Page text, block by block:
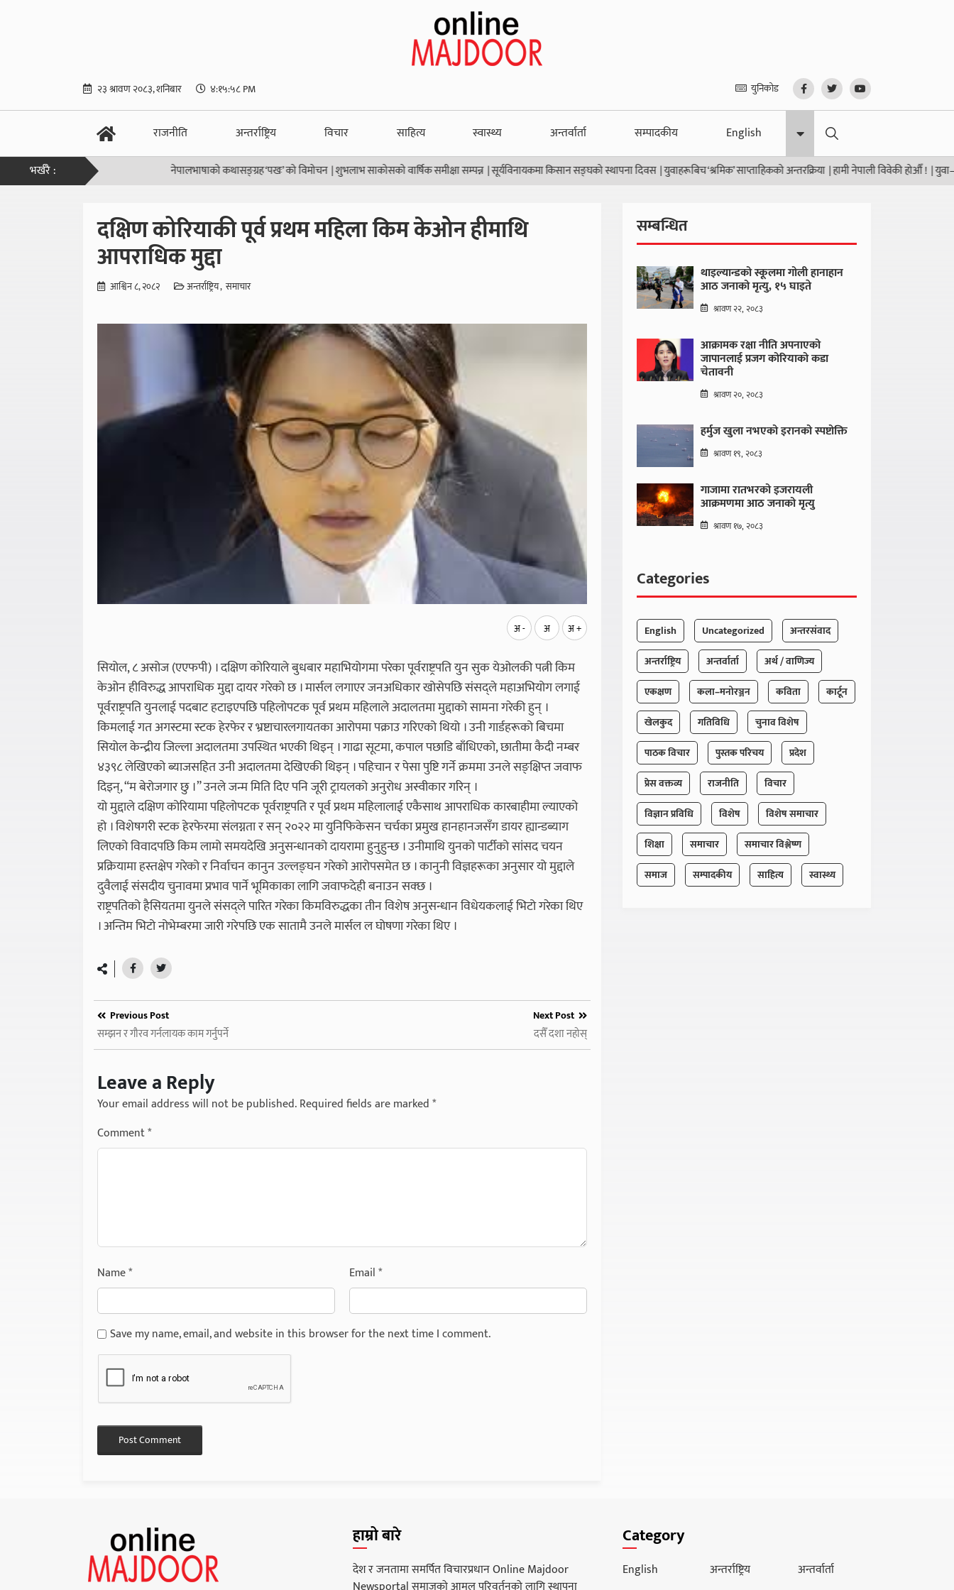
२३ श्रावण २०८३, शनिबार ४:१५:५८ PM युनिकोड
राजनीति अन्तर्राष्ट्रिय विचार साहित्य स्वास्थ्य अन्तर्वार्ता सम्पादकीय
English
भर्खरै :
नेपालभाषाको कथासङ्ग्रह ‘पखः’ को विमोचन |शुभलाभ साकोसको वार्षिक समीक्षा सम्पन्न |सूर्यविनायकमा किसान सङ्घको स्थापना दिवस |युवाहरूबिच ‘श्रमिक’ साप्ताहिकको अन्तरक्रिया |हामी नेपाली विवेकी होऔँ ! |
दक्षिण कोरियाकी पूर्व प्रथम महिला किम केओन हीमाथि
आपराधिक मुद्दा
आश्विन ८, २०८२ अन्तर्राष्ट्रिय समाचार
अ - अ अ +
सियोल, ८ असोज (एएफपी) । दक्षिण कोरियाले बुधबार महाभियोगमा परेका पूर्वराष्ट्रपति युन सुक येओलकी पत्नी किम
केओन हीविरुद्ध आपराधिक मुद्दा दायर गरेको छ । मार्सल लगाएर जनअधिकार खोसेपछि संसद्ले महाअभियोग लगाई
पूर्वराष्ट्रपति युनलाई पदबाट हटाइएपछि पहिलोपटक पूर्व प्रथम महिलाले अदालतमा मुद्दाको सामना गरेकी हुन् ।
किमलाई गत अगस्टमा स्टक हेरफेर र भ्रष्टाचारलगायतका आरोपमा पक्राउ गरिएको थियो । उनी गार्डहरूको बिचमा
सियोल केन्द्रीय जिल्ला अदालतमा उपस्थित भएकी थिइन् । गाढा सूटमा, कपाल पछाडि बाँधिएको, छातीमा कैदी नम्बर
४३९८ लेखिएको ब्याजसहित उनी अदालतमा देखिएकी थिइन् । पहिचान र पेसा पुष्टि गर्ने क्रममा उनले सङ्क्षिप्त जवाफ
दिइन्, “म बेरोजगार छु ।” उनले जन्म मिति दिए पनि जूरी ट्रायलको अनुरोध अस्वीकार गरिन् ।
यो मुद्दाले दक्षिण कोरियामा पहिलोपटक पूर्वराष्ट्रपति र पूर्व प्रथम महिलालाई एकैसाथ आपराधिक कारबाहीमा ल्याएको
हो । विशेषगरी स्टक हेरफेरमा संलग्नता र सन् २०२२ मा युनिफिकेसन चर्चका प्रमुख हानहानजसँग डायर ह्यान्डब्याग
लिएको विवादपछि किम लामो समयदेखि अनुसन्धानको दायरामा हुनुहुन्छ । उनीमाथि युनको पार्टीको सांसद चयन
प्रक्रियामा हस्तक्षेप गरेको र निर्वाचन कानुन उल्लङ्घन गरेको आरोपसमेत छ । कानुनी विज्ञहरूका अनुसार यो मुद्दाले
दुवैलाई संसदीय चुनावमा प्रभाव पार्ने भूमिकाका लागि जवाफदेही बनाउन सक्छ ।
राष्ट्रपतिको हैसियतमा युनले संसद्ले पारित गरेका किमविरुद्धका तीन विशेष अनुसन्धान विधेयकलाई भिटो गरेका थिए
। अन्तिम भिटो नोभेम्बरमा जारी गरेपछि एक सातामै उनले मार्सल ल घोषणा गरेका थिए ।
Previous Post
सम्झन र गौरव गर्नलायक काम गर्नुपर्ने
Next Post
दसैँ दशा नहोस्
Leave a Reply
Your email address will not be published.Required fields are marked*
Comment*
Name* Email*
Save my name, email, and website in this browser for the next time I comment.
सम्बन्धित
थाइल्यान्डको स्कूलमा गोली हानाहान
आठ जनाको मृत्यु, १५ घाइते
श्रावण २२, २०८३
आक्रामक रक्षा नीति अपनाएको
जापानलाई प्रजग कोरियाको कडा
चेतावनी
श्रावण २०, २०८३
हर्मुज खुला नभएको इरानको स्पष्टोक्ति
श्रावण १९, २०८३
गाजामा रातभरको इजरायली
आक्रमणमा आठ जनाको मृत्यु
श्रावण १७, २०८३
Categories
English Uncategorized
अन्तरसंवाद
अन्तर्राष्ट्रिय
अन्तर्वार्ता
अर्थ / वाणिज्य
एकक्षण
कला–मनोरञ्जन कविता
कार्टून
खेलकुद
गतिविधि
चुनाव विशेष
पाठक विचार
पुस्तक परिचय
प्रदेश
प्रेस वक्तव्य
राजनीति
विचार
विज्ञान प्रविधि
विशेष
विशेष समाचार
शिक्षा
समाचार
समाचार विश्लेष्ण
समाज
सम्पादकीय साहित्य स्वास्थ्य
हाम्रो बारे
देश र जनतामा समर्पित विचारप्रधान Online Majdoor
Category
English अन्तर्राष्ट्रिय अन्तर्वार्ता